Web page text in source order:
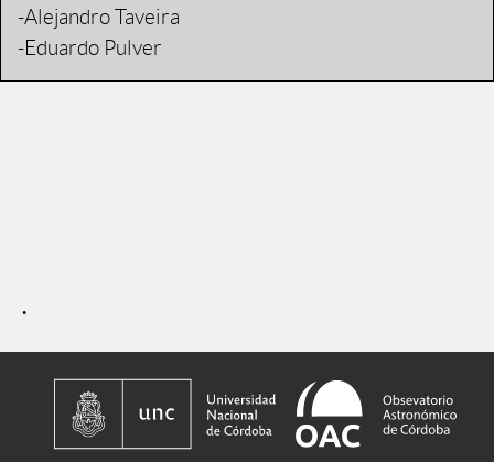
-Alejandro Taveira
-Eduardo Pulver
.